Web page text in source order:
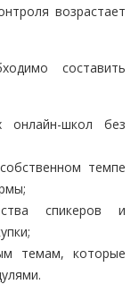
возрастает
составить
онлайн-школ без
темпе
спикеров и
темам, которые